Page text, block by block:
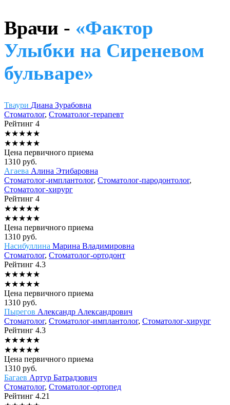
Врачи - «Фактор
Улыбки на Сиреневом
бульваре»
Тваури Диана Зурабовна
Стоматолог, Стоматолог-терапевт
Рейтинг 4
★★★★★
★★★★★
Цена первичного приема
1310 руб.
Агаева Алина Этибаровна
Стоматолог-имплантолог, Стоматолог-пародонтолог,
Стоматолог-хирург
Рейтинг 4
★★★★★
★★★★★
Цена первичного приема
1310 руб.
Насибуллина Марина Владимировна
Стоматолог, Стоматолог-ортодонт
Рейтинг 4.3
★★★★★
★★★★★
Цена первичного приема
1310 руб.
Пырегов Александр Александрович
Стоматолог, Стоматолог-имплантолог, Стоматолог-хирург
Рейтинг 4.3
★★★★★
★★★★★
Цена первичного приема
1310 руб.
Багаев Артур Батрадзович
Стоматолог, Стоматолог-ортопед
Рейтинг 4.21